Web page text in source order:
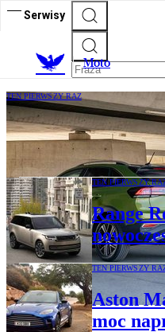
Serwisy
Moto
TEN PIERWSZY RAZ
Volkswagen
TEN PIERWSZY
Range
TEN PIERWSZY
Aston
moc